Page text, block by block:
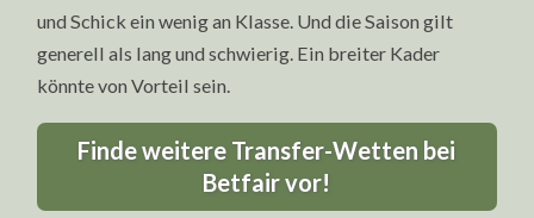
und Schick ein wenig an Klasse. Und die Saison gilt
generell als lang und schwierig. Ein breiter Kader
könnte von Vorteil sein.
Finde weitere Transfer-Wetten bei
Betfair vor!